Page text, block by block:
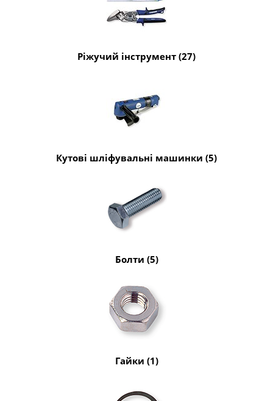
Ріжучий інструмент (27)
Кутові шліфувальні машинки (5)
Болти (5)
Гайки (1)